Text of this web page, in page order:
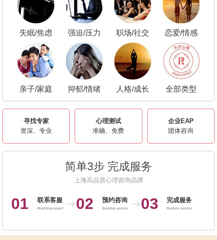
失眠/焦虑 强迫/压力 职场/社交 恋爱/情感
亲子/家庭 抑郁/情绪 人格/成长 全部类型
寻找专家
资深、专业
心理测试
准确、免费
企业EAP
团体咨询
简单3步 完成服务
上海高品质心理咨询品牌
01 联系客服
Matching expert 02 预约咨询
Booking service 03 完成服务
Restore service